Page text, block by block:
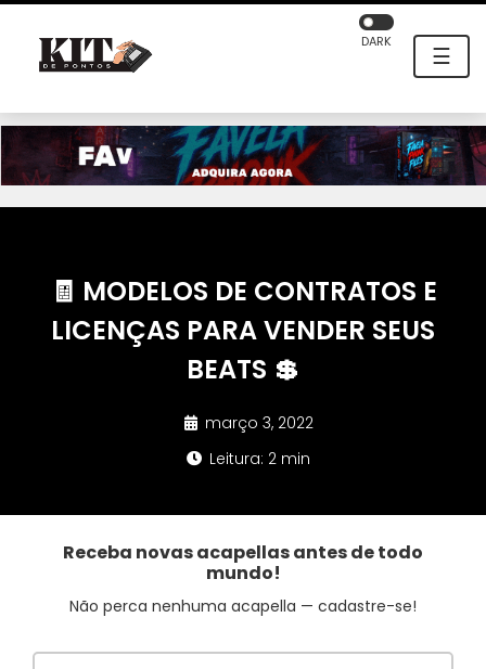
☰
DARK
🧾 MODELOS DE CONTRATOS E
LICENÇAS PARA VENDER SEUS
BEATS 💲
março 3, 2022
Leitura: 2 min
Receba novas acapellas antes de todo
mundo!
Não perca nenhuma acapella — cadastre-se!